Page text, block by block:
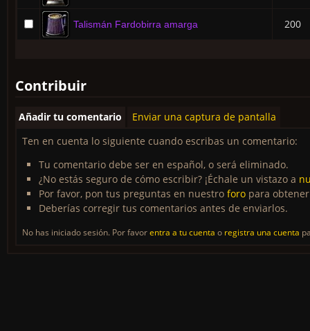
Talismán Fardobirra amarga 200
Contribuir
Añadir tu comentario
Enviar una captura de pantalla
Ten en cuenta lo siguiente cuando escribas un comentario:
Tu comentario debe ser en español, o será eliminado.
¿No estás seguro de cómo escribir? ¡Échale un vistazo a
Por favor, pon tus preguntas en nuestro foro para
Deberías corregir tus comentarios antes de enviarlos.
No has iniciado sesión. Por favorentra a tu cuenta o registra una cuenta